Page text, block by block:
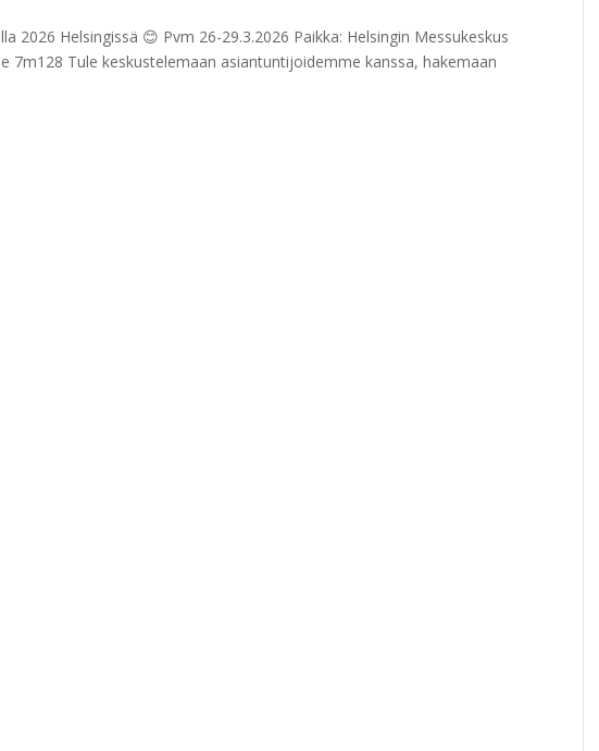
2026 Helsingissä 😊 Pvm 26-29.3.2026 Paikka: Helsingin Messukeskus
Tule keskustelemaan asiantuntijoidemme kanssa, hakemaan